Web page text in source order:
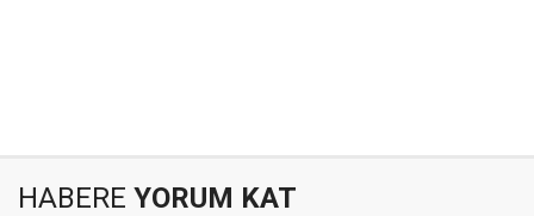
HABERE YORUM KAT